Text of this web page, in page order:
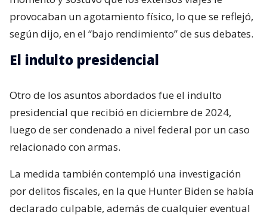
provocaban un agotamiento físico, lo que se reflejó,
según dijo, en el “bajo rendimiento” de sus debates.
El indulto presidencial
Otro de los asuntos abordados fue el indulto
presidencial que recibió en diciembre de 2024,
luego de ser condenado a nivel federal por un caso
relacionado con armas.
La medida también contempló una investigación
por delitos fiscales, en la que Hunter Biden se había
declarado culpable, además de cualquier eventual